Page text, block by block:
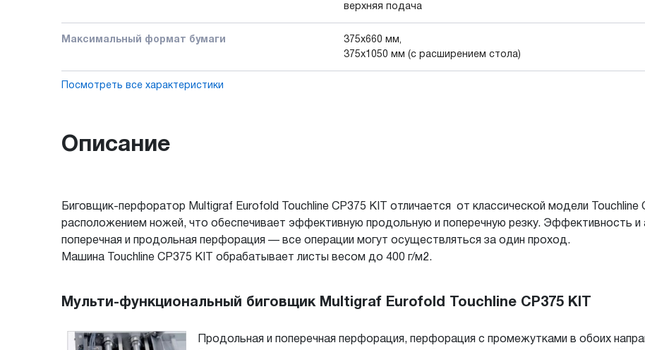
верхняя подача
Максимальный формат бумаги
375х660 мм,
375х1050 мм (с расширением стола)
Посмотреть все характеристики
Описание
Биговщик-перфоратор Multigraf Eurofold Touchline CP375 KIT отличается от классической модели
расположением ножей, что обеспечивает эффективную продольную и поперечную резку. Эффективность и
поперечная и продольная перфорация — все операции могут осуществляться за один проход.
Машина Touchline CP375 KIT обрабатывает листы весом до 400 г/м2.
Мульти-функциональный биговщик Multigraf Eurofold Touchline CP375 KIT
Продольная и поперечная перфорация, перфорация с промежутками в обоих